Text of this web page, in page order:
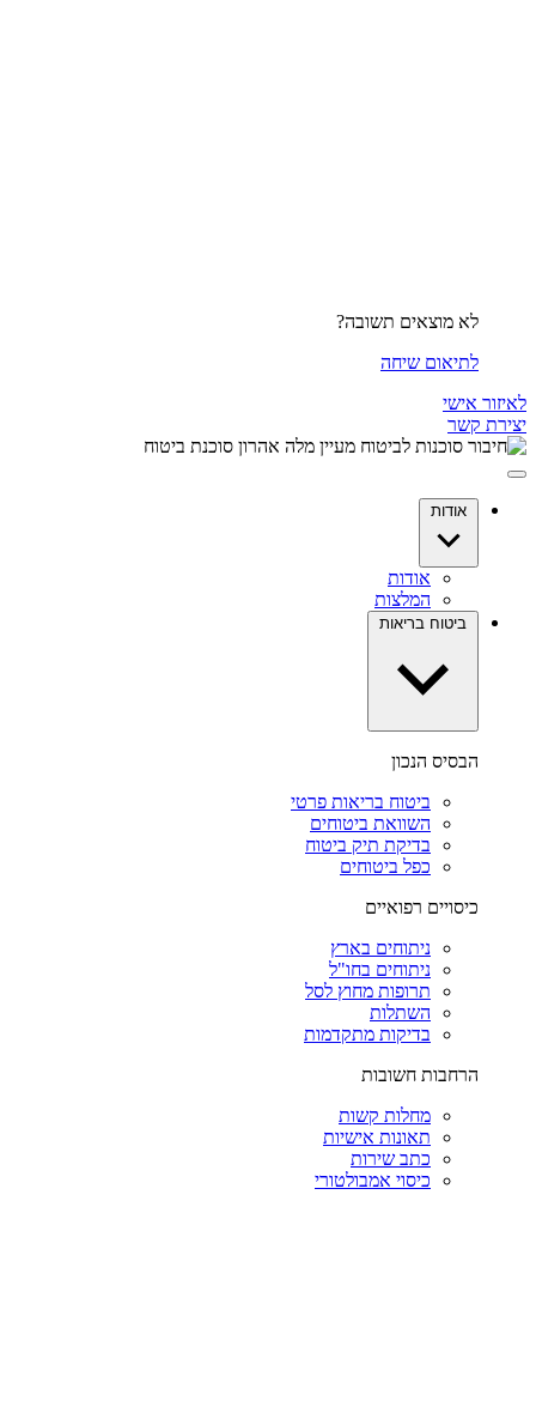
לא מוצאים תשובה?
לתיאום שיחה
לאיזור אישי
יצירת קשר
אודות
אודות
המלצות
ביטוח בריאות
הבסיס הנכון
ביטוח בריאות פרטי
השוואת ביטוחים
בדיקת תיק ביטוח
כפל ביטוחים
כיסויים רפואיים
ניתוחים בארץ
ניתוחים בחו"ל
תרופות מחוץ לסל
השתלות
בדיקות מתקדמות
הרחבות חשובות
מחלות קשות
תאונות אישיות
כתב שירות
כיסוי אמבולטורי